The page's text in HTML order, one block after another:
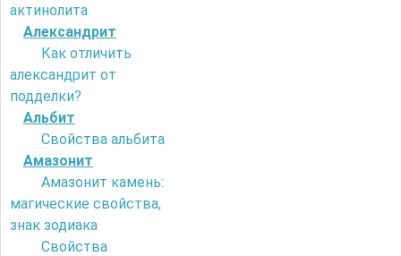
актинолита
Александрит
Как отличить
александрит от
подделки?
Альбит
Свойства альбита
Амазонит
Амазонит камень:
магические свойства,
знак зодиака
Свойства